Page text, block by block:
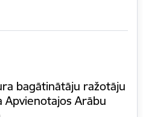
bagātinātāju ražotāju
Apvienotajos Arābu